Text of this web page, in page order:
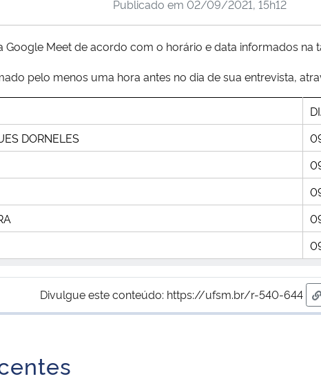
Publicado em 02/09/2021, 15h12
Google Meet de acordo com o horário e data informados na
pelo menos uma hora antes no dia de sua entrevista,
DORNELES
Divulgue este conteúdo: https://ufsm.br/r-540-644